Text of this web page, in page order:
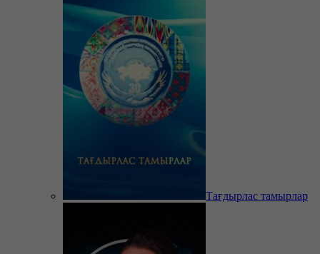
Тағдырлас тамырлар